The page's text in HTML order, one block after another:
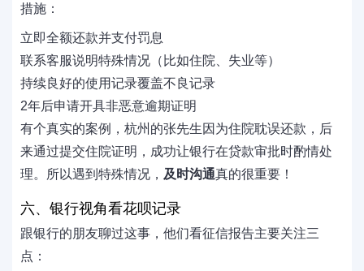
措施：
立即全额还款并支付罚息
联系客服说明特殊情况（比如住院、失业等）
持续良好的使用记录覆盖不良记录
2年后申请开具非恶意逾期证明
有个真实的案例，杭州的张先生因为住院耽误还款，后
来通过提交住院证明，成功让银行在贷款审批时酌情处
理。所以遇到特殊情况， 及时沟通真的很重要！
六、银行视角看花呗记录
跟银行的朋友聊过这事，他们看征信报告主要关注三
点：